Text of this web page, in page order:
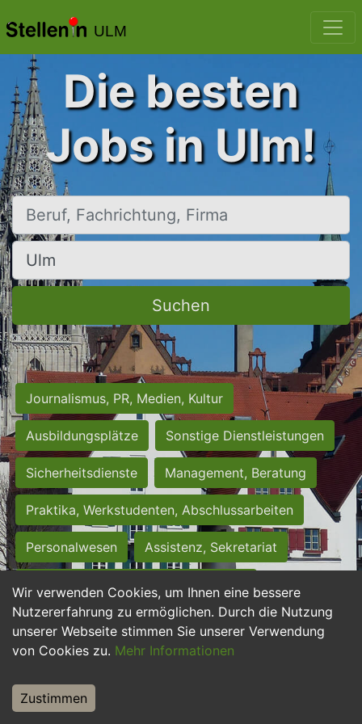
ULM
Wir verwenden Cookies, um Ihnen eine bessere
Nutzererfahrung zu ermöglichen. Durch die Nutzung
unserer Webseite stimmen Sie unserer Verwendung
von Cookies zu. Mehr Informationen
Zustimmen
Die besten
Jobs in Ulm!
Beruf, Fachrichtung, Firma
Ort, Stadt
Suchen
Journalismus, PR, Medien, Kultur
Ausbildungsplätze Sonstige Dienstleistungen
Sicherheitsdienste Management, Beratung
Praktika, Werkstudenten, Abschlussarbeiten
Personalwesen Assistenz, Sekretariat
Hilfskräfte, Aushilfs- und Nebenjobs
Einkauf, Logistik, Materialwirtschaft
Weiterbildung, Studium, duale Ausbildung
Tourismus